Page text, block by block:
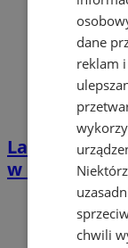
Lato pełne
w regionie w
dane
reklam
chwili